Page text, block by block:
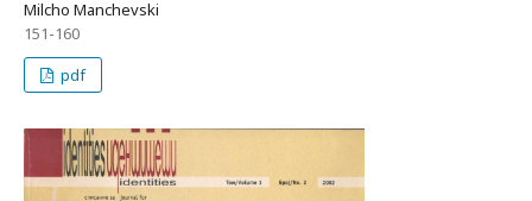
Milcho Manchevski
151-160
pdf